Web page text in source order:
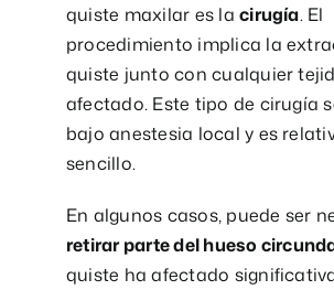
quiste maxilar es lacirugía. El
procedimiento implica la
quiste junto con cualquier
afectado. Este tipo de cirugía
bajo anestesia local y es
sencillo.
En algunos casos, puede ser
retirar parte del hueso
quiste ha afectado